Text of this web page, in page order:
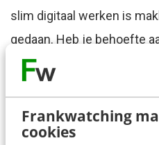
Frankwatching
cookies
slim digitaal werken is
gedaan. Heb je behoefte
tips om je werkdag
componenten van
voorbij. Bekijk hier